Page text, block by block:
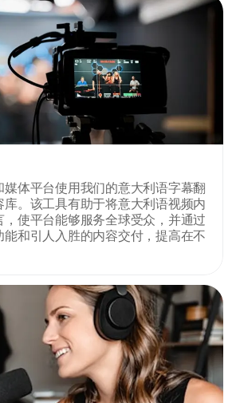
体平台使用我们的意大利语字幕翻
。该工具有助于将意大利语视频内
使平台能够服务全球受众，并通过
能和引人入胜的内容交付，提高在不